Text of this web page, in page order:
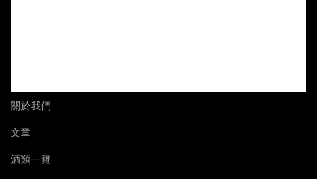
關於我們
文章
酒類一覽